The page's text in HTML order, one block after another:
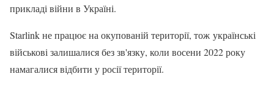
прикладі війни в Україні.
Starlink не працює на окупованій території, тож українські
військові залишалися без зв'язку, коли восени 2022 року
намагалися відбити у росії території.